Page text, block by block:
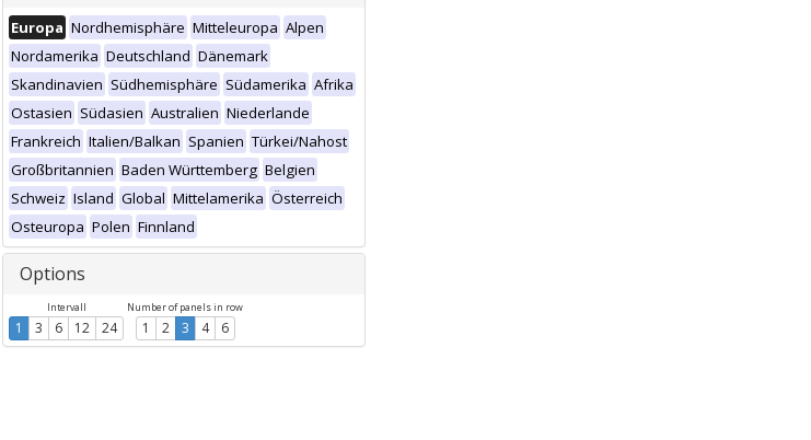
Europa Nordhemisphäre Mitteleuropa Alpen
Nordamerika Deutschland Dänemark
Skandinavien Südhemisphäre Südamerika Afrika
Ostasien Südasien Australien Niederlande
Frankreich Italien/Balkan Spanien Türkei/Nahost
Großbritannien Baden Württemberg Belgien
Schweiz Island Global Mittelamerika Österreich
Osteuropa Polen Finnland
Options
Intervall
1 3 6 12 24
Number of panels in row
1 2 3 4 6